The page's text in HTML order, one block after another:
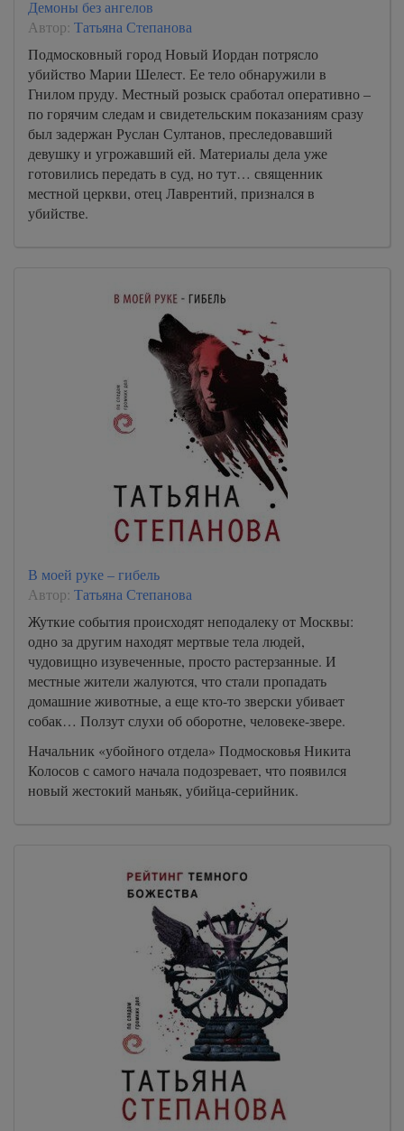
Демоны без ангелов
Автор: Татьяна Степанова
Подмосковный город Новый Иордан потрясло
убийство Марии Шелест. Ее тело обнаружили в
Гнилом пруду. Местный розыск сработал оперативно –
по горячим следам и свидетельским показаниям сразу
был задержан Руслан Султанов, преследовавший
девушку и угрожавший ей. Материалы дела уже
готовились передать в суд, но тут… священник
местной церкви, отец Лаврентий, признался в
убийстве.
В моей руке – гибель
Автор: Татьяна Степанова
Жуткие события происходят неподалеку от Москвы:
одно за другим находят мертвые тела людей,
чудовищно изувеченные, просто растерзанные. И
местные жители жалуются, что стали пропадать
домашние животные, а еще кто-то зверски убивает
собак… Ползут слухи об оборотне, человеке-звере.
Начальник «убойного отдела» Подмосковья Никита
Колосов с самого начала подозревает, что появился
новый жестокий маньяк, убийца-серийник.